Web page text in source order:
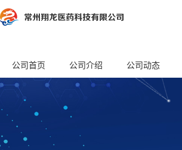
公司首页 公司介绍 公司动态